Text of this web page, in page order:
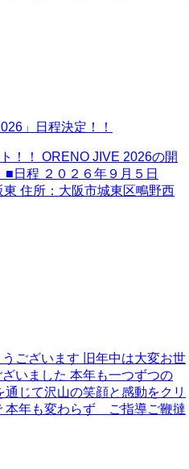
」日程決定！！
！！ ORENO JIVE 2026の開
日程 ２０２６年９月５日
東 住所：大阪市城東区鴫野西
ございます 旧年中は大変お世
いました 本年も一つずつの
通じて沢山の笑顔と感動をクリ
本年も変わらず ご指導ご鞭撻